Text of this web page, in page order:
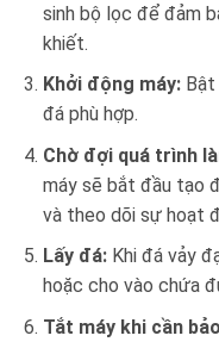
sinh bộ lọc để đảm
khiết.
Khởi động máy:Bật
đá phù hợp.
Chờ đợi quá trình
máy sẽ bắt đầu tạo
và theo dõi sự hoạt
Lấy đá:Khi đá vảy
hoặc cho vào chứa
Tắt máy khi cần